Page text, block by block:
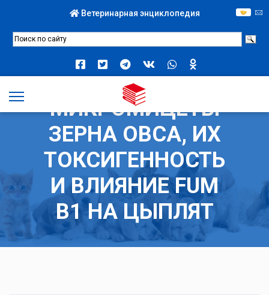
Ветеринарная энциклопедия
МИКРОМИЦЕТЫ
ЗЕРНА ОВСА, ИХ
ТОКСИГЕННОСТЬ
И ВЛИЯНИЕ FUM
В1 НА ЦЫПЛЯТ